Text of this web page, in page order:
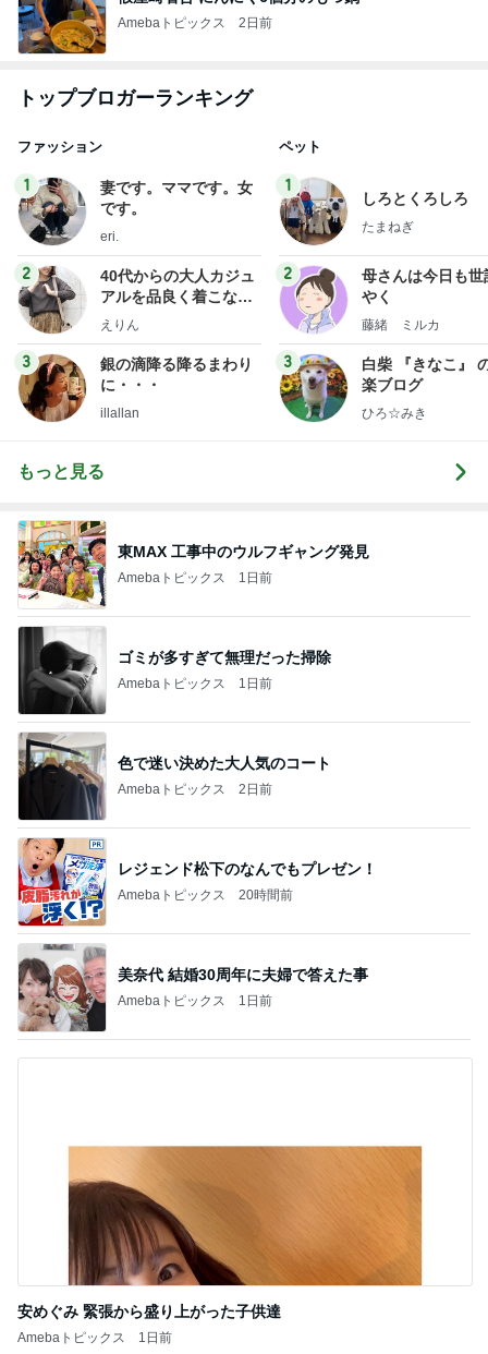
Amebaトピックス 2日前
トップブロガーランキング
ファッション
1
妻です。ママです。女
です。
eri.
2
40代からの大人カジュ
アルを品良く着こなす
ファッションブログ
えりん
3
銀の滴降る降るまわり
に・・・
illallan
ペット
1
しろとくろしろ
たまねぎ
2
母さんは今日も世
やく
藤緒 ミルカ
3
白柴 『きなこ』
楽ブログ
ひろ☆みき
もっと見る
東MAX 工事中のウルフギャング発見
Amebaトピックス 1日前
ゴミが多すぎて無理だった掃除
Amebaトピックス 1日前
色で迷い決めた大人気のコート
Amebaトピックス 2日前
レジェンド松下のなんでもプレゼン！
Amebaトピックス 20時間前
美奈代 結婚30周年に夫婦で答えた事
Amebaトピックス 1日前
安めぐみ 緊張から盛り上がった子供達
Amebaトピックス 1日前